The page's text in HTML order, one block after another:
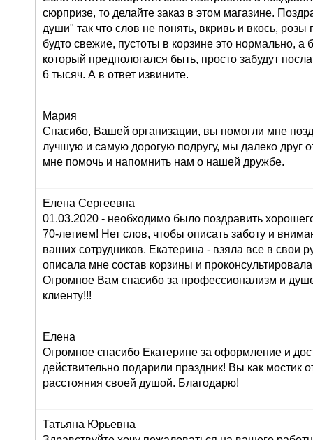
сюрпризе, то делайте заказ в этом магазине.
души" так что слов не понять, вкривь и вкось, розы
будто свежие, пустоты в корзине это нормально, а
который предпологался быть, просто забудут
6 тысяч. А в ответ извините.
Мария
Спасибо, Вашей организации, вы помогли мне
лучшую и самую дорогую подругу, мы далеко друг
мне помочь и напомнить нам о нашей дружбе.
Елена Сергеевна
01.03.2020 - необходимо было поздравить
70-летием! Нет слов, чтобы описать заботу и
ваших сотрудников. Екатерина - взяла все в свои
описала мне состав корзины и
Огромное Вам спасибо за профессионализм и
клиенту!!!
Елена
Огромное спасибо Екатерине за оформление и
действительно подарили праздник! Вы как мостик
расстояния своей душой. Благодарю!
Татьяна Юрьевна